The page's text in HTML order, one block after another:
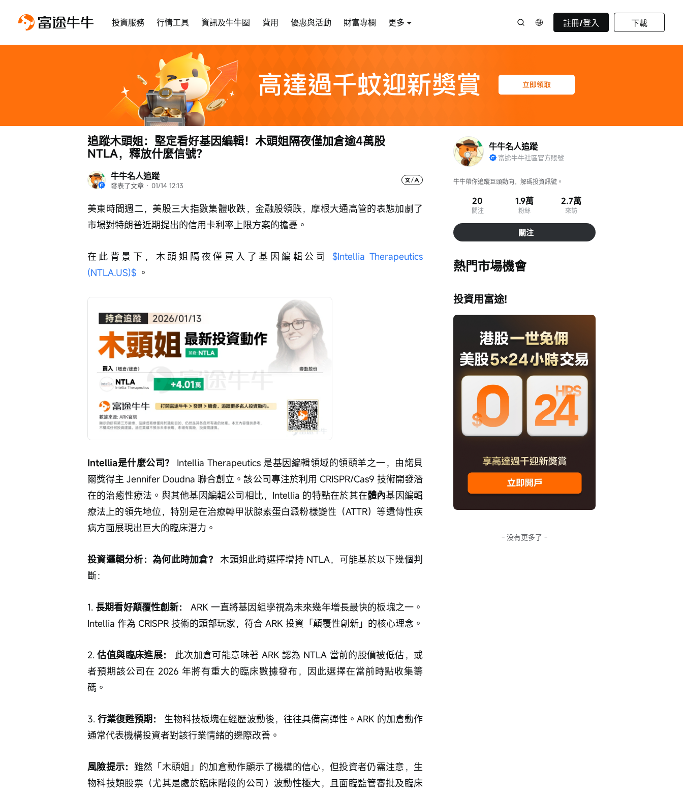
投資服務 行情工具 資訊及牛牛圈 費用 優惠與活動 財富專欄 更多 註冊/登入 下載
牛牛名人追蹤
發表了文章 · 01/14 12:13
追蹤木頭姐：堅定看好基因編輯！木頭姐隔夜僅加倉逾4萬股
NTLA，釋放什麼信號？
美東時間週二，美股三大指數集體收跌，金融股領跌，摩根大通高管的表態加劇了
市場對特朗普近期提出的信用卡利率上限方案的擔憂。
在此背景下，木頭姐隔夜僅買入了基因編輯公司 $Intellia Therapeutics
(NTLA.US)$ 。
Intellia是什麼公司？
Intellia Therapeutics 是基因編輯領域的領頭羊之一，由諾貝
爾獎得主 Jennifer Doudna 聯合創立。該公司專注於利用 CRISPR/Cas9 技術開發潛
在的治癒性療法。與其他基因編輯公司相比，Intellia 的特點在於其在體內基因編輯
療法上的領先地位，特別是在治療轉甲狀腺素蛋白澱粉樣變性（ATTR）等遺傳性疾
病方面展現出巨大的臨床潛力。
投資邏輯分析：為何此時加倉？ 木頭姐此時選擇增持 NTLA，可能基於以下幾個判
斷：
1. 長期看好顛覆性創新：
ARK 一直將基因組學視為未來幾年增長最快的板塊之一。
Intellia 作為 CRISPR 技術的頭部玩家，符合 ARK 投資「顛覆性創新」的核心理念。
2. 估值與臨床進展：
此次加倉可能意味著 ARK 認為 NTLA 當前的股價被低估，或
者預期該公司在 2026 年將有重大的臨床數據發布，因此選擇在當前時點收集籌
碼。
3. 行業復甦預期：
生物科技板塊在經歷波動後，往往具備高彈性。ARK 的加倉動作
通常代表機構投資者對該行業情緒的邊際改善。
風險提示： 雖然「木頭姐」的加倉動作顯示了機構的信心，但投資者仍需注意，生
物科技類股票（尤其是處於臨床階段的公司）波動性極大，且面臨監管審批及臨床
牛牛名人追蹤
富途牛牛社區官方賬號
牛牛帶你追蹤巨頭動向，解碼投資訊號。
20
關注
1.9萬
粉絲
2.7萬
來訪
關注
熱門市場機會
投資用富途!
- 没有更多了 -